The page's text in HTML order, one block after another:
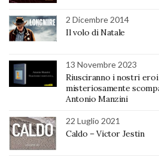
2 Dicembre 2014
Il volo di Natale
13 Novembre 2023
Riusciranno i nostri
misteriosamente
Antonio Manzini
22 Luglio 2021
Caldo – Victor Jestin